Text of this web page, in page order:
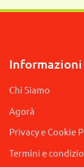
Informazioni
Chi Siamo
Agorà
Privacy e Cookie
Termini e